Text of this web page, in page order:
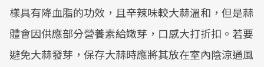
樣具有降血脂的功效，且辛辣味較大蒜溫和，但是蒜
體會因供應部分營養素給嫩芽，口感大打折扣。若要
避免大蒜發芽，保存大蒜時應將其放在室內陰涼通風